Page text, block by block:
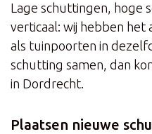
Lage schuttingen, hoge
verticaal: wij hebben het
als tuinpoorten in
schutting samen, dan
in Dordrecht.
Plaatsen nieuwe